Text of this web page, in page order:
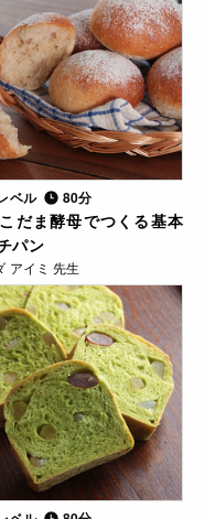
ベル 80分
だま酵母でつくる基本
パン
アイミ 先生